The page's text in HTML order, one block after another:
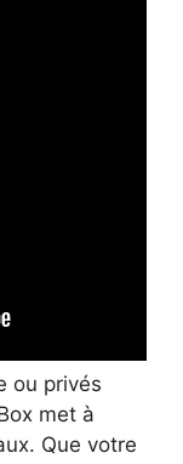
ou privés
met à
Que votre